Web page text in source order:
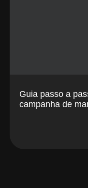
Guia passo a
campanha de